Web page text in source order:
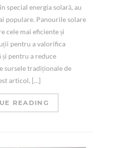
special energia solară, au
populare. Panourile solare
cele mai eficiente și
pentru a valorifica
și pentru a reduce
sursele tradiționale de
articol, […]
READING